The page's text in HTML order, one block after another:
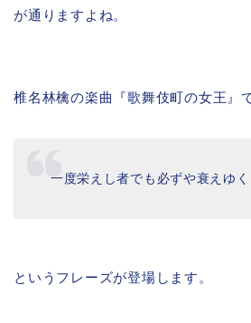
が通りますよね。
椎名林檎の楽曲『歌舞伎町の女王』
一度栄えし者でも必ずや衰えゆく
というフレーズが登場します。